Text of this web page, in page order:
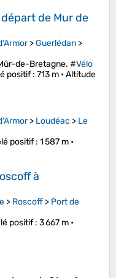
de Mur de
>Guerlédan >
de-Bretagne. #Vélo
positif: 713 m •Altitude
> Loudéac > Le
positif: 1 587 m •
à
> Roscoff > Port de
positif: 3 667 m •